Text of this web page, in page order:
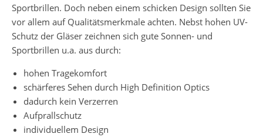
Sportbrillen. Doch neben einem schicken Design sollten Sie
vor allem auf Qualitätsmerkmale achten. Nebst hohen UV-
Schutz der Gläser zeichnen sich gute Sonnen- und
Sportbrillen u.a. aus durch:
hohen Tragekomfort
schärferes Sehen durch High Definition Optics
dadurch kein Verzerren
Aufprallschutz
individuellem Design